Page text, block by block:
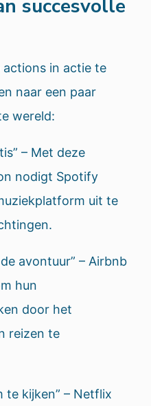
succesvolle
actions in actie te
naar een paar
wereld:
– Met deze
nodigt Spotify
uit te
avontuur” – Airbnb
hun
door het
reizen te
te kijken” – Netflix